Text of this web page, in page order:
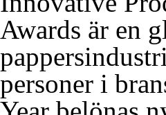
Awards är en
personer i